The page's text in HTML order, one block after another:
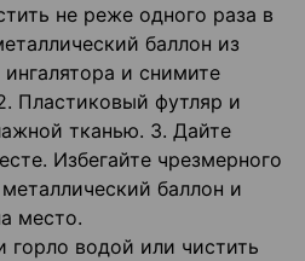
не реже одного раза в
баллон из
и снимите
Пластиковый футляр и
тканью. 3. Дайте
Избегайте чрезмерного
баллон и
место.
горло водой или чистить